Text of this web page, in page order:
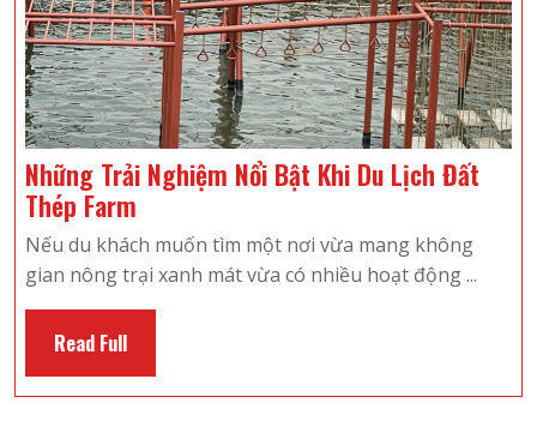
Những Trải Nghiệm Nổi Bật Khi Du Lịch Đất
Thép Farm Những
Trải
Nghiệm
Nổi
Du
Nếu du khách muốn tìm một nơi vừa mang không
gian nông trại xanh mát vừa có nhiều hoạt động ...
Read FullRead
Full